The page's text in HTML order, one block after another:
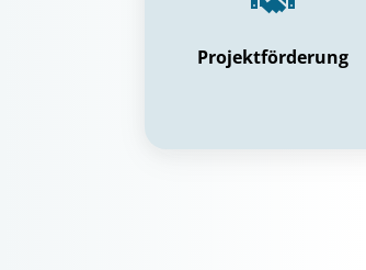
Projektförderung